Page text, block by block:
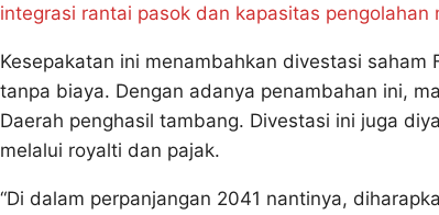
integrasi rantai pasok dan kapasitas pengolahan
Kesepakatan ini menambahkan divestasi
tanpa biaya. Dengan adanya penambahan ini,
Daerah penghasil tambang. Divestasi ini juga
melalui royalti dan pajak.
“Di dalam perpanjangan 2041 nantinya,